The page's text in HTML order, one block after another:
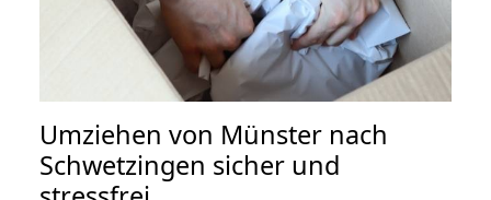
Umziehen von Münster nach
Schwetzingen sicher und